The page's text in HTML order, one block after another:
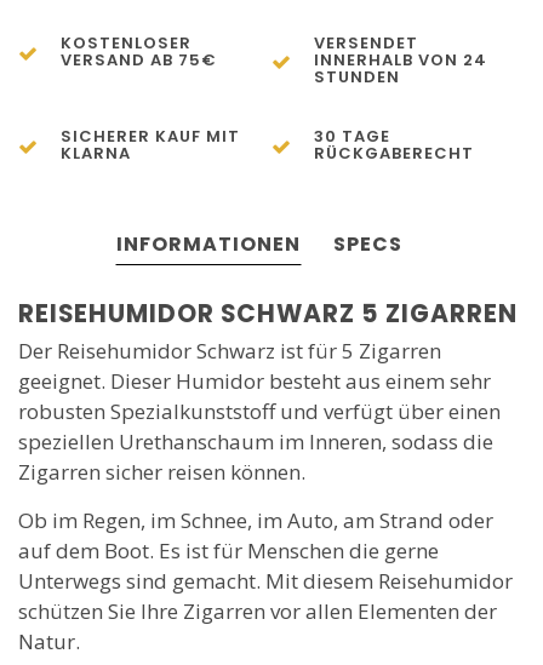
KOSTENLOSER
VERSAND AB 75€
VERSENDET
INNERHALB VON 24
STUNDEN
SICHERER KAUF MIT
KLARNA
30 TAGE
RÜCKGABERECHT
INFORMATIONEN SPECS
REISEHUMIDOR SCHWARZ 5 ZIGARREN
Der Reisehumidor Schwarz ist für 5 Zigarren
geeignet. Dieser Humidor besteht aus einem sehr
robusten Spezialkunststoff und verfügt über einen
speziellen Urethanschaum im Inneren, sodass die
Zigarren sicher reisen können.
Ob im Regen, im Schnee, im Auto, am Strand oder
auf dem Boot. Es ist für Menschen die gerne
Unterwegs sind gemacht. Mit diesem Reisehumidor
schützen Sie Ihre Zigarren vor allen Elementen der
Natur.